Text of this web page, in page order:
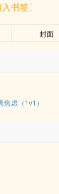
入书签〕
封面
虑（1v1）